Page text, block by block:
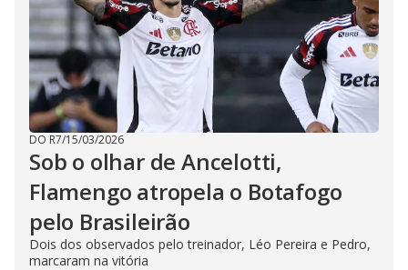
DO R7/15/03/2026
Sob o olhar de Ancelotti,
Flamengo atropela o Botafogo
pelo Brasileirão
Dois dos observados pelo treinador, Léo Pereira e Pedro,
marcaram na vitória